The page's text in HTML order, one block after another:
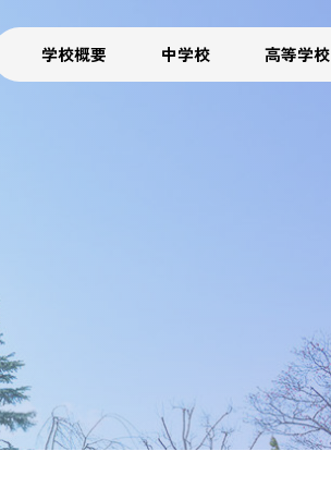
学校概要 中学校 高等学校